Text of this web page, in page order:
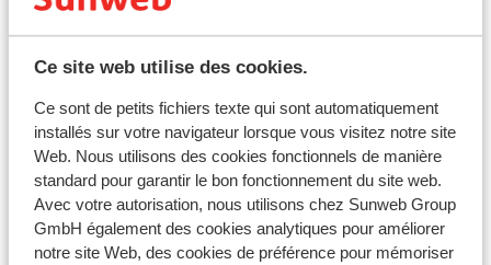
Ce site web utilise des cookies.
Ce sont de petits fichiers texte qui sont automatiquement
installés sur votre navigateur lorsque vous visitez notre site
Web. Nous utilisons des cookies fonctionnels de manière
standard pour garantir le bon fonctionnement du site web.
Avec votre autorisation, nous utilisons chez Sunweb Group
GmbH également des cookies analytiques pour améliorer
notre site Web, des cookies de préférence pour mémoriser
Voyage en voiture en France :
* La vitesse maximale sur les autoroutes est de 130
km/h. La vitesse maximale pour les conducteurs
titulaires d'un permis de conduire depuis moins de 2
ans est de 110 km/h.
* Il y a des péages sur la plupart des autoroutes